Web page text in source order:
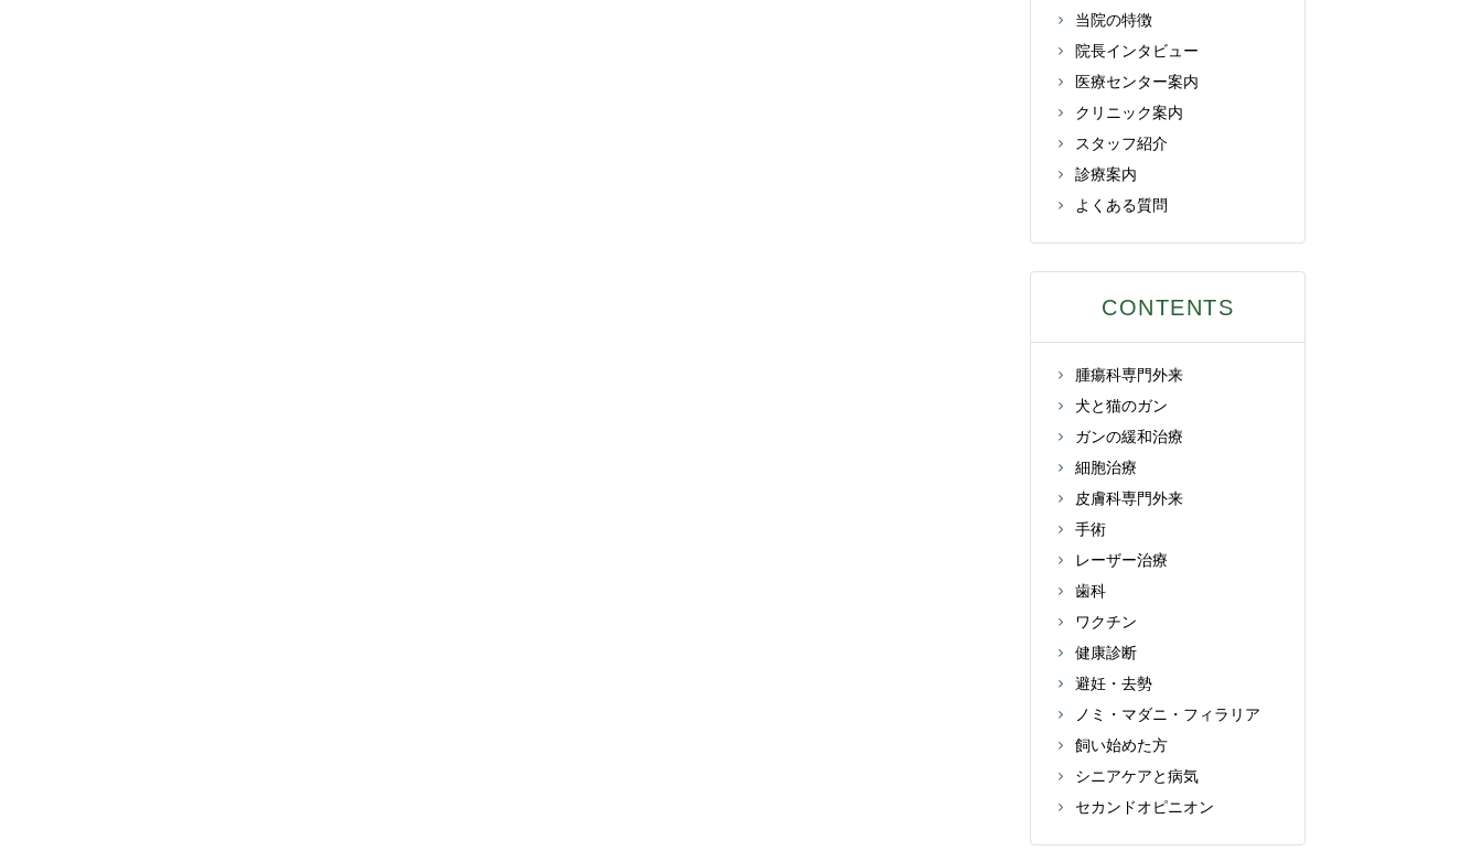
当院の特徴
院長インタビュー
医療センター案内
クリニック案内
スタッフ紹介
診療案内
よくある質問
CONTENTS
腫瘍科専門外来
犬と猫のガン
ガンの緩和治療
細胞治療
皮膚科専門外来
手術
レーザー治療
歯科
ワクチン
健康診断
避妊・去勢
ノミ・マダニ・フィラリア
飼い始めた方
シニアケアと病気
セカンドオピニオン